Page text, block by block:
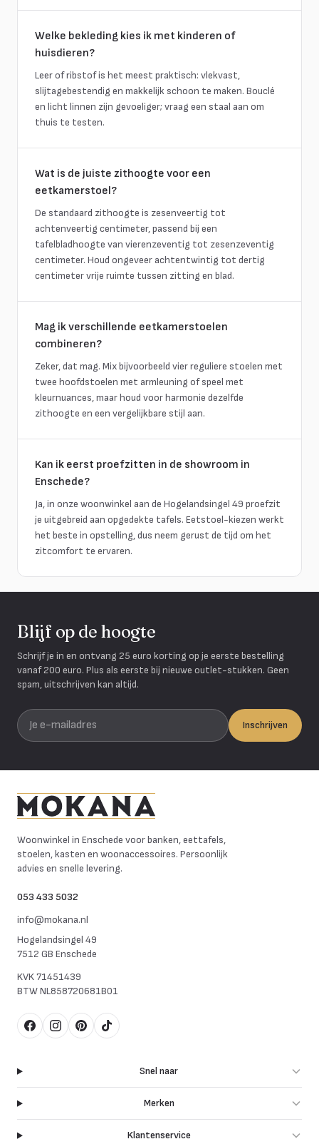
Welke bekleding kies ik met kinderen of
huisdieren?
Leer of ribstof is het meest praktisch: vlekvast,
slijtagebestendig en makkelijk schoon te maken. Bouclé
en licht linnen zijn gevoeliger; vraag een staal aan om
thuis te testen.
Wat is de juiste zithoogte voor een
eetkamerstoel?
De standaard zithoogte is zesenveertig tot
achtenveertig centimeter, passend bij een
tafelbladhoogte van vierenzeventig tot zesenzeventig
centimeter. Houd ongeveer achtentwintig tot dertig
centimeter vrije ruimte tussen zitting en blad.
Mag ik verschillende eetkamerstoelen
combineren?
Zeker, dat mag. Mix bijvoorbeeld vier reguliere stoelen met
twee hoofdstoelen met armleuning of speel met
kleurnuances, maar houd voor harmonie dezelfde
zithoogte en een vergelijkbare stijl aan.
Kan ik eerst proefzitten in de showroom in
Enschede?
Ja, in onze woonwinkel aan de Hogelandsingel 49 proefzit
je uitgebreid aan opgedekte tafels. Eetstoel-kiezen werkt
het beste in opstelling, dus neem gerust de tijd om het
zitcomfort te ervaren.
Blijf op de hoogte
Schrijf je in en ontvang 25 euro korting op je eerste bestelling
vanaf 200 euro. Plus als eerste bij nieuwe outlet-stukken. Geen
spam, uitschrijven kan altijd.
Je e-mailadres
Inschrijven
Woonwinkel in Enschede voor banken, eettafels,
stoelen, kasten en woonaccessoires. Persoonlijk
advies en snelle levering.
053 433 5032
info@mokana.nl
Hogelandsingel 49
7512 GB Enschede
KVK71451439
BTWNL858720681B01
FacebookInstagram
Pinterest
TikTok
Snel naar
Merken
Klantenservice